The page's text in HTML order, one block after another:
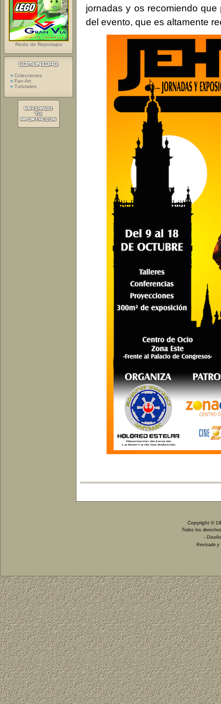
jornadas y os recomiendo
del evento, que es altamente
Resto de Reportajes
Colecciones
Fan-Art
Tutoriales
Copyright ©
Todos los
-
Revisado y